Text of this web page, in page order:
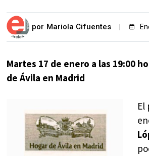
por Mariola Cifuentes
Martes 17 de enero a las 19:00
de Ávila en Madrid
El